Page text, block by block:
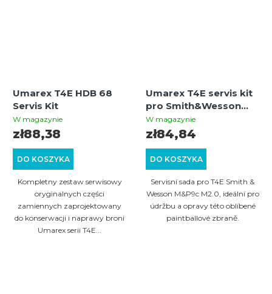
Umarex T4E HDB 68
Servis Kit
W magazynie
DO KOSZYKA
zł88,38
Kompletny zestaw serwisowy
oryginalnych części
zamiennych zaprojektowany
do konserwacji i naprawy broni
Umarex serii T4E...
Umarex T4E servis kit
pro Smith&Wesson
M&P9c M2.0
W magazynie
DO KOSZYKA
zł84,84
Servisní sada pro T4E Smith &
Wesson M&P9c M2.0, ideální pro
údržbu a opravy této oblíbené
paintballové zbraně.